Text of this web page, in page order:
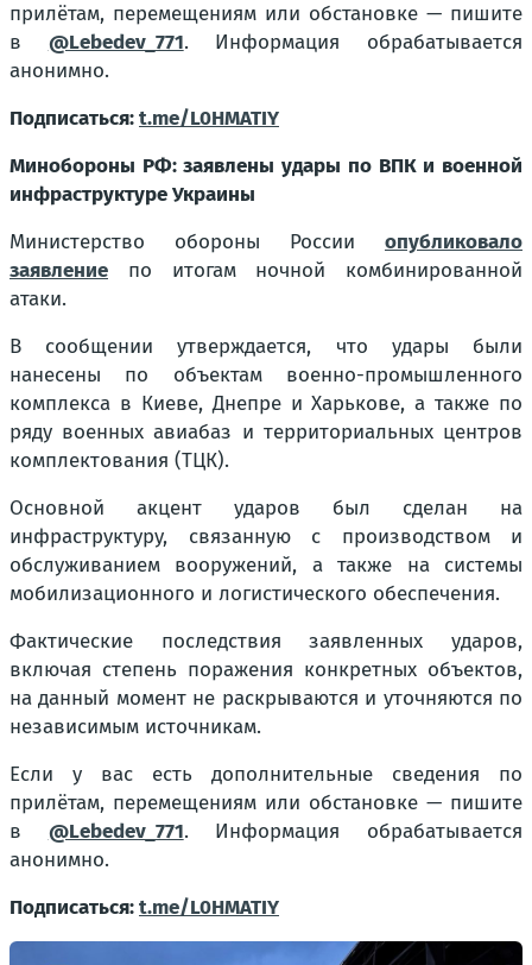
прилётам, перемещениям или обстановке — пишите
в @Lebedev_771. Информация обрабатывается
анонимно.
Подписаться:t.me/L0HMATIY
Минобороны РФ: заявлены удары по ВПК и военной
инфраструктуре Украины
Министерство обороны России опубликовало
заявление по итогам ночной комбинированной
атаки.
В сообщении утверждается, что удары были
нанесены по объектам военно-промышленного
комплекса в Киеве, Днепре и Харькове, а также по
ряду военных авиабаз и территориальных центров
комплектования (ТЦК).
Основной акцент ударов был сделан на
инфраструктуру, связанную с производством и
обслуживанием вооружений, а также на системы
мобилизационного и логистического обеспечения.
Фактические последствия заявленных ударов,
включая степень поражения конкретных объектов,
на данный момент не раскрываются и уточняются по
независимым источникам.
Если у вас есть дополнительные сведения по
прилётам, перемещениям или обстановке — пишите
в @Lebedev_771. Информация обрабатывается
анонимно.
Подписаться:t.me/L0HMATIY